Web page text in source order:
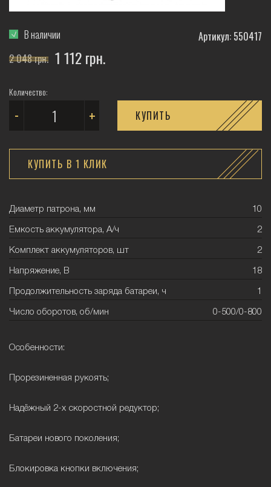
В наличии
Артикул: 550417
2 048 грн. 1 112 грн.
Количество:
- + КУПИТЬ
КУПИТЬ В 1 КЛИК
Диаметр патрона, мм 10
Емкость аккумулятора, А/ч 2
Комплект аккумуляторов, шт 2
Напряжение, В 18
Продолжительность заряда батареи, ч 1
Число оборотов, об/мин 0-500/0-800
Особенности:
Прорезиненная рукоять;
Надёжный 2-х скоростной редуктор;
Батареи нового поколения;
Блокировка кнопки включения;